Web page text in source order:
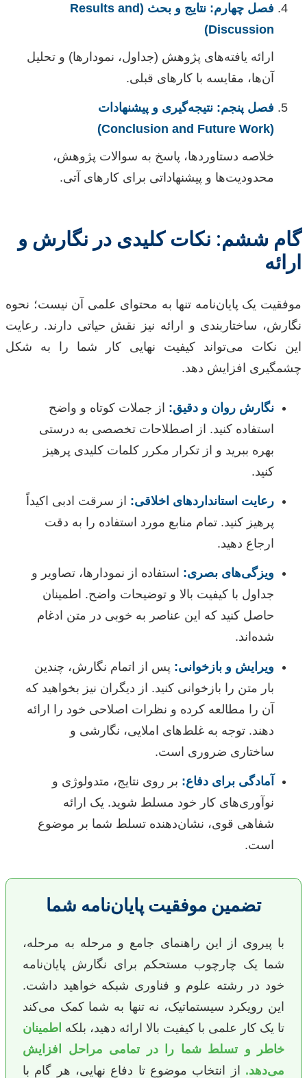
فصل چهارم: نتایج و بحث (Results and
Discussion)
ارائه یافته‌های پژوهش (جداول، نمودارها) و تحلیل
آن‌ها، مقایسه با کارهای قبلی.
فصل پنجم: نتیجه‌گیری و پیشنهادات
(Conclusion and Future Work)
خلاصه دستاوردها، پاسخ به سوالات پژوهش،
محدودیت‌ها و پیشنهاداتی برای کارهای آتی.
گام ششم: نکات کلیدی در نگارش و
ارائه
موفقیت یک پایان‌نامه تنها به محتوای علمی آن نیست؛ نحوه
نگارش، ساختاربندی و ارائه نیز نقش حیاتی دارند. رعایت
این نکات می‌تواند کیفیت نهایی کار شما را به شکل
چشمگیری افزایش دهد.
نگارش روان و دقیق: از جملات کوتاه و واضح
استفاده کنید. از اصطلاحات تخصصی به درستی
بهره ببرید و از تکرار مکرر کلمات کلیدی پرهیز
کنید.
رعایت استانداردهای اخلاقی: از سرقت ادبی اکیداً
پرهیز کنید. تمام منابع مورد استفاده را به دقت
ارجاع دهید.
ویزگی‌های بصری: استفاده از نمودارها، تصاویر و
جداول با کیفیت بالا و توضیحات واضح. اطمینان
حاصل کنید که این عناصر به خوبی در متن ادغام
شده‌اند.
ویرایش و بازخوانی: پس از اتمام نگارش، چندین
بار متن را بازخوانی کنید. از دیگران نیز بخواهید که
آن را مطالعه کرده و نظرات اصلاحی خود را ارائه
دهند. توجه به غلط‌های املایی، نگارشی و
ساختاری ضروری است.
آمادگی برای دفاع: بر روی نتایج، متدولوژی و
نوآوری‌های کار خود مسلط شوید. یک ارائه
شفاهی قوی، نشان‌دهنده تسلط شما بر موضوع
است.
تضمین موفقیت پایان‌نامه شما
با پیروی از این راهنمای جامع و مرحله به مرحله،
شما یک چارچوب مستحکم برای نگارش پایان‌نامه
خود در رشته علوم و فناوری شبکه خواهید داشت.
این رویکرد سیستماتیک، نه تنها به شما کمک می‌کند
تا یک کار علمی با کیفیت بالا ارائه دهید، بلکه اطمینان
خاطر و تسلط شما را در تمامی مراحل افزایش
می‌دهد. از انتخاب موضوع تا دفاع نهایی، هر گام با